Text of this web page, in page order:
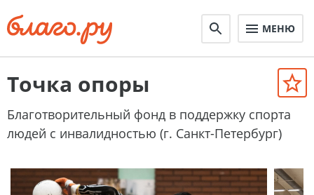
МЕНЮ
Точка опоры
Благотворительный фонд в поддержку спорта
людей с инвалидностью (г. Санкт-Петербург)